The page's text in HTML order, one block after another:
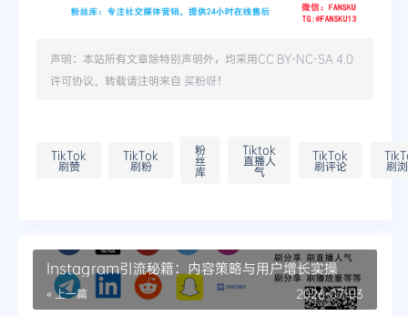
声明：本站所有文章除特别声明外，均采用CC BY-NC-SA 4.0
许可协议。转载请注明来自 买粉呀！
TikTok
刷赞
TikTok
刷粉
粉
丝
库
Tiktok
直播人
气
TikTok
刷评论 刷
Instagram引流秘籍：内容策略与用户增长实操
« 上一篇 2026-07-03